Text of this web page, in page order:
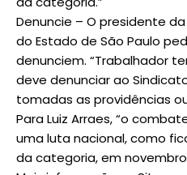
Denuncie – O presidente
do Estado de São Paulo
denunciem. “Trabalhador
deve denunciar ao
tomadas as providências
Para Luiz Arraes, “o
uma luta nacional, como
da categoria, em